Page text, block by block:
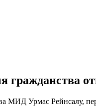
МИД Урмас Рейнсалу,